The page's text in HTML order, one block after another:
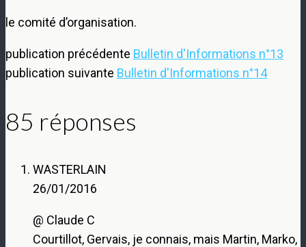
le comité d’organisation.
publication précédente Bulletin d'Informations n°13
publication suivante Bulletin d'Informations n°14
85 réponses
WASTERLAIN
26/01/2016
@ Claude C
Courtillot, Gervais, je connais, mais Martin, Marko,